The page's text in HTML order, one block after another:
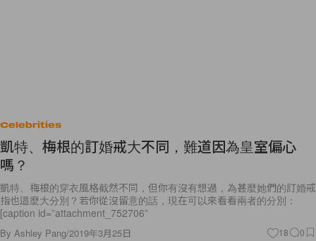
Celebrities
凱特、梅根的訂婚戒大不同，難道因為皇室偏心
嗎？
凱特、梅根的穿衣風格截然不同，但你有沒有想過，為甚麼她們的訂婚戒
指也這麼大分別？若你從沒留意的話，現在可以來看看兩者的分別：
[caption id=”attachment_752706”
By Ashley Pang/2019年3月25日 18 0